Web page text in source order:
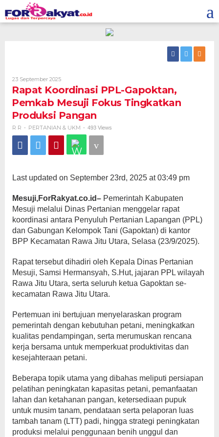
to
content
23 September 2025Oleh
R
Rapat Koordinasi PPL-Gapoktan,
Pemkab Mesuji Fokus Tingkatkan
Produksi Pangan
R R - PERTANIAN & UKM - 493 Views
Last updated on September 23rd, 2025 at 03:49 pm
Mesuji,ForRakyat.co.id– Pemerintah Kabupaten
Mesuji melalui Dinas Pertanian menggelar rapat
koordinasi antara Penyuluh Pertanian Lapangan (PPL)
dan Gabungan Kelompok Tani (Gapoktan) di kantor
BPP Kecamatan Rawa Jitu Utara, Selasa (23/9/2025).
Rapat tersebut dihadiri oleh Kepala Dinas Pertanian
Mesuji, Samsi Hermansyah, S.Hut, jajaran PPL wilayah
Rawa Jitu Utara, serta seluruh ketua Gapoktan se-
kecamatan Rawa Jitu Utara.
Pertemuan ini bertujuan menyelaraskan program
pemerintah dengan kebutuhan petani, meningkatkan
kualitas pendampingan, serta merumuskan rencana
kerja bersama untuk memperkuat produktivitas dan
kesejahteraan petani.
Beberapa topik utama yang dibahas meliputi persiapan
pelatihan peningkatan kapasitas petani, pemanfaatan
lahan dan ketahanan pangan, ketersediaan pupuk
untuk musim tanam, pendataan serta pelaporan luas
tambah tanam (LTT) padi, hingga strategi peningkatan
produksi melalui penggunaan benih unggul dan